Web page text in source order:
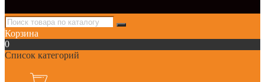
Корзина
0
Список категорий